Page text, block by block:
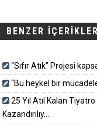
BENZER İÇERİKLER
“Sıfır Atık” Projesi
“Bu heykel bir
25 Yıl Atıl Kalan
Kazandırılıy...